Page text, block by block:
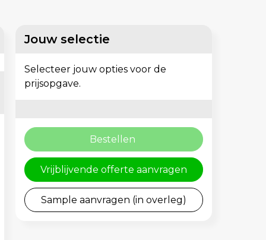
Jouw selectie
Selecteer jouw opties voor de
prijsopgave.
Bestellen
Vrijblijvende offerte aanvragen
Sample aanvragen (in overleg)